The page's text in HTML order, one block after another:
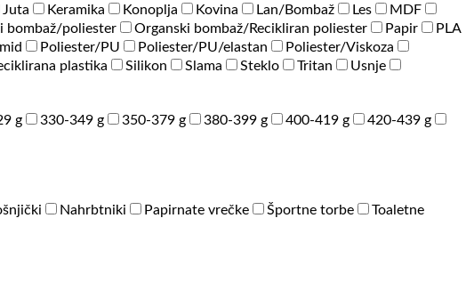
Juta Keramika Konoplja Kovina Lan/Bombaž Les
MDF
bombaž/poliester Organski bombaž/Recikliran poliester Papir
PLA
Poliester/PU Poliester/PU/elastan
Poliester/Viskoza
plastika Silikon Slama Steklo Tritan
Usnje
g 330-349 g 350-379 g 380-399 g 400-419 g
420-439 g
Nahrbtniki Papirnate vrečke Športne torbe
Toaletne